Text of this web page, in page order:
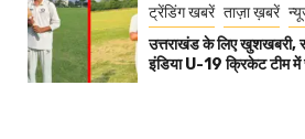
ट्रेंडिंग खबरें ताज़ा ख़बरें
उत्तराखंड के लिए खुशखबरी,
इंडिया U-19 क्रिकेट टीम